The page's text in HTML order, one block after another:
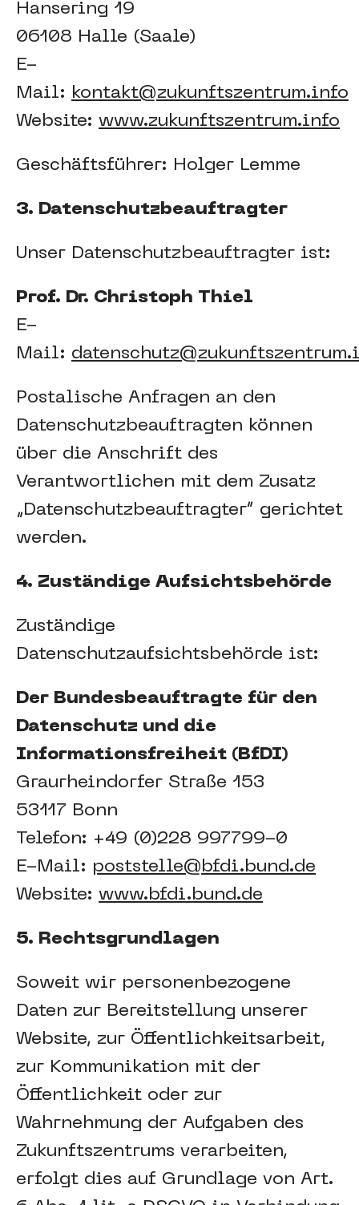
Hansering 19
06108 Halle (Saale)
E-
Mail:
kontakt@zukunftszentrum.info
Website: www.zukunftszentrum.info
Geschäftsführer: Holger Lemme
3. Datenschutzbeauftragter
Unser Datenschutzbeauftragter ist:
Prof. Dr. Christoph Thiel
E-
Mail:
Postalische Anfragen an den
Datenschutzbeauftragten können
über die Anschrift des
Verantwortlichen mit dem Zusatz
„Datenschutzbeauftragter“ gerichtet
werden.
4. Zuständige Aufsichtsbehörde
Zuständige
Datenschutzaufsichtsbehörde ist:
Der Bundesbeauftragte für den
Datenschutz und die
Informationsfreiheit (BfDI)
Graurheindorfer Straße 153
53117 Bonn
Telefon: +49 (0)228 997799-0
E-Mail: poststelle@bfdi.bund.de
Website: www.bfdi.bund.de
5. Rechtsgrundlagen
Soweit wir personenbezogene
Daten zur Bereitstellung unserer
Website, zur Öffentlichkeitsarbeit,
zur Kommunikation mit der
Öffentlichkeit oder zur
Wahrnehmung der Aufgaben des
Zukunftszentrums verarbeiten,
erfolgt dies auf Grundlage von Art.